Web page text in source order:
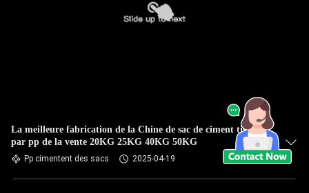
La meilleure fabrication de la Chine de sac de ciment tissée
par pp de la vente 20KG 25KG 40KG 50KG
Pp cimentent des sacs 2025-04-19